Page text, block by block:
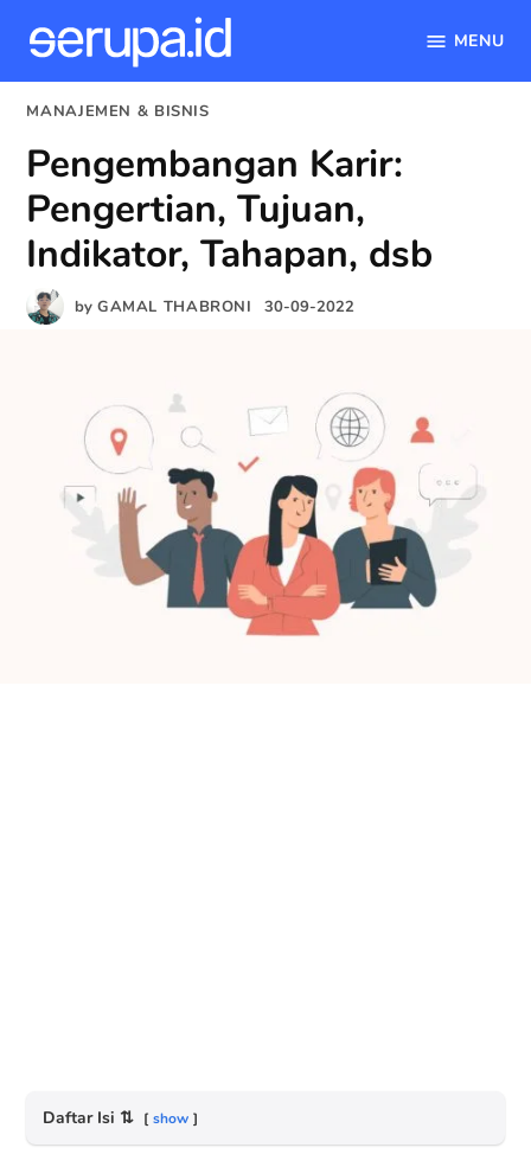
content
MENU
POSTED
MANAJEMEN & BISNIS
Pengembangan Karir:
Pengertian, Tujuan,
Indikator, Tahapan, dsb
by GAMAL THABRONI 30-09-2022
Daftar Isi ⇅ show